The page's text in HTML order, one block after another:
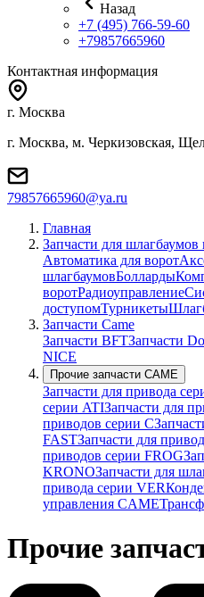
Назад
+7 (495) 766-59-60
+79857665960
Контактная информация
г. Москва
г. Москва, м. Черкизовская,
79857665960@ya.ru
Главная
Запчасти для
Автоматика для ворот
шлагбаумовБолларды
воротРадиоуправление
доступомТурникеты
Запчасти Came
Запчасти BFTЗапчасти
NICE
Прочие запчасти CAME
Запчасти для привода
серии ATIЗапчасти для
приводов серии C
FASTЗапчасти для
приводов серии FROG
KRONOЗапчасти для
привода серии VER
управления CAME
Прочие